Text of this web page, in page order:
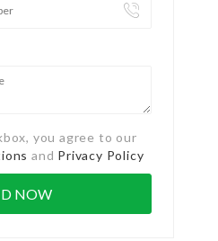
you agree to our
and Privacy Policy